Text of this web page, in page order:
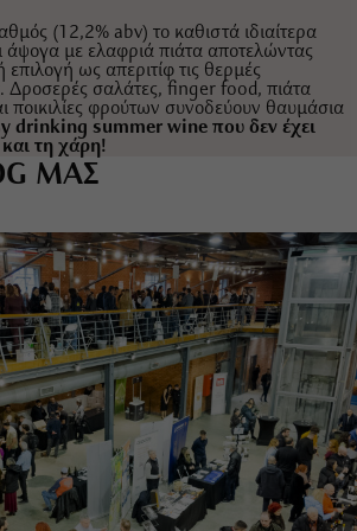
(12,2% abv) το καθιστά ιδιαίτερα
άψογα με ελαφριά πιάτα αποτελώντας
ως απεριτίφ τις θερμές
Δροσερές σαλάτες, finger food, πιάτα
ποικιλίες φρούτων συνοδεύουν θαυμάσια
drinking summer wine που δεν έχει
τη χάρη!
ΜΑΣ